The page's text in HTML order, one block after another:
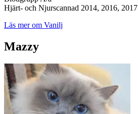
Hjärt- och Njurscannad 2014, 2016, 2017
Läs mer om Vanilj
Mazzy